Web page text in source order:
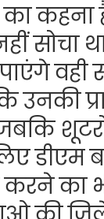
का
था
वही
उनकी
डीएम
का भी